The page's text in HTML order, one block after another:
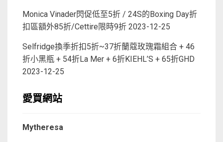
Monica Vinader閃促低至5折 / 24S的Boxing Day折
扣區額外85折/Cettire限時9折 2023-12-25
Selfridge換季折扣5折~37折蘭蔻玫瑰霜組合 + 46
折小黑瓶 + 54折La Mer + 6折KIEHL’S + 65折GHD
2023-12-25
愛買網站
Mytheresa